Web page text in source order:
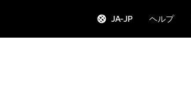
JA-JP ヘルプ